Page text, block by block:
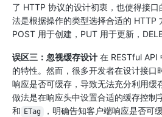
了 HTTP 协议的设计初衷，也使得接
法是根据操作的类型选择合适的 HTTP
POST 用于创建，PUT 用于更新，
误区三：忽视缓存设计 在 RESTful API
的特性。然而，很多开发者在设计接口
响应是否可缓存，导致无法充分利用缓
做法是在响应头中设置合适的缓存控制
和 ETag
，明确告知客户端响应是否可